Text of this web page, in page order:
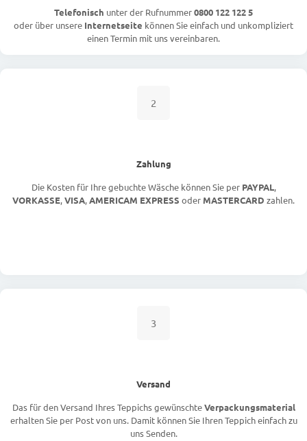
Telefonisch unter der Rufnummer0800 122 122 5
oder über unsere Internetseite können Sie einfach und unkompliziert
einen Termin mit uns vereinbaren.
2
Zahlung
Die Kosten für Ihre gebuchte Wäsche können Sie per PAYPAL,
VORKASSE,VISA,AMERICAM EXPRESS oder MASTERCARD zahlen.
3
Versand
Das für den Versand Ihres Teppichs gewünschteVerpackungsmaterial
erhalten Sie per Post von uns. Damit können Sie Ihren Teppich einfach zu
uns Senden.